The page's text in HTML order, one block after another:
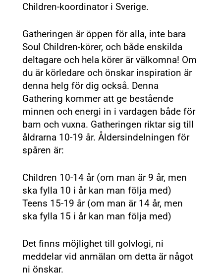
Children-koordinator i Sverige.
Gatheringen är öppen för alla, inte bara
Soul Children-körer, och både enskilda
deltagare och hela körer är välkomna! Om
du är körledare och önskar inspiration är
denna helg för dig också. Denna
Gathering kommer att ge bestående
minnen och energi in i vardagen både för
barn och vuxna. Gatheringen riktar sig till
åldrarna 10-19 år. Åldersindelningen för
spåren är:
Children 10-14 år (om man är 9 år, men
ska fylla 10 i år kan man följa med)
Teens 15-19 år (om man är 14 år, men
ska fylla 15 i år kan man följa med)
Det finns möjlighet till golvlogi, ni
meddelar vid anmälan om detta är något
ni önskar.